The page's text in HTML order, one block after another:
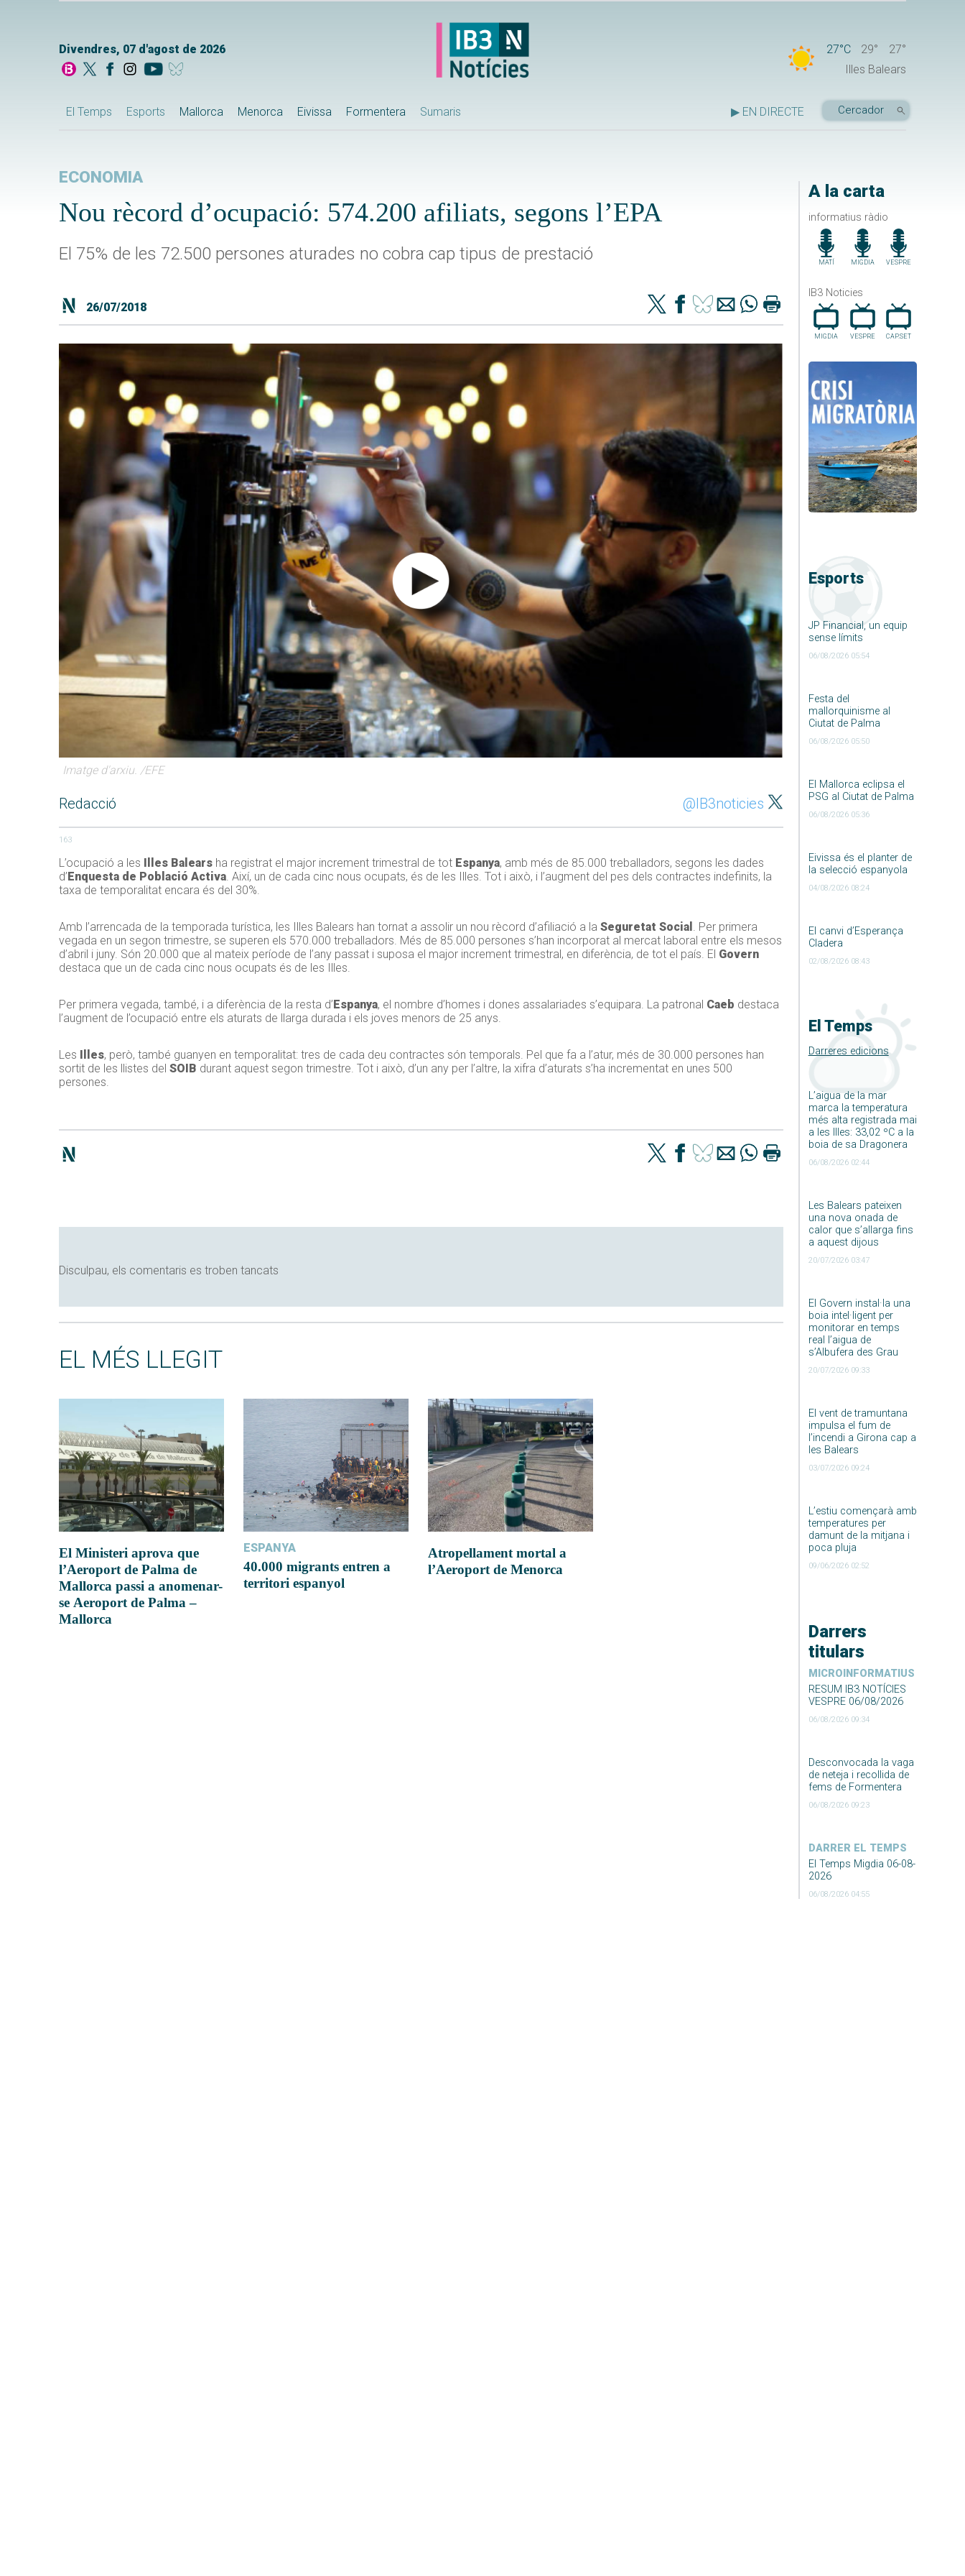
Divendres, 07 d'agost de 2026 27°C 29°
27°
Illes Balears
El Temps Esports Mallorca Menorca Eivissa Formentera Sumaris ▶ EN DIRECTE
A la carta
informatius ràdio
MATÍ MIGDIA VESPRE
IB3 Noticies
MIGDIA VESPRE CAP.SET
Esports
JP Financial, un equip
sense límits
06/08/2026 05:54
Festa del
mallorquinisme al
Ciutat de Palma
06/08/2026 05:50
El Mallorca eclipsa el
PSG al Ciutat de Palma
06/08/2026 05:36
Eivissa és el planter de
la selecció espanyola
04/08/2026 08:24
El canvi d’Esperança
Cladera
02/08/2026 08:43
El Temps
Darreres edicions
L’aigua de la mar
marca la temperatura
més alta registrada mai
a les Illes: 33,02 ºC a la
boia de sa Dragonera
06/08/2026 02:44
Les Balears pateixen
una nova onada de
calor que s’allarga fins
a aquest dijous
20/07/2026 03:47
El Govern instal·la una
boia intel·ligent per
monitorar en temps
real l’aigua de
s’Albufera des Grau
20/07/2026 09:33
El vent de tramuntana
impulsa el fum de
l’incendi a Girona cap a
les Balears
03/07/2026 09:24
L’estiu començarà amb
temperatures per
damunt de la mitjana i
poca pluja
09/06/2026 02:52
Darrers
titulars
MICROINFORMATIUS
RESUM IB3 NOTÍCIES
VESPRE 06/08/2026
06/08/2026 09:34
Desconvocada la vaga
de neteja i recollida de
fems de Formentera
06/08/2026 09:23
DARRER EL TEMPS
El Temps Migdia 06-08-
2026
06/08/2026 04:55
ECONOMIA
Nou rècord d’ocupació: 574.200 afiliats, segons l’EPA
El 75% de les 72.500 persones aturades no cobra cap tipus de prestació
26/07/2018
Imatge d'arxiu. /EFE
Redacció @IB3noticies
163
L’ocupació a les Illes Balears ha registrat el major increment trimestral de tot Espanya, amb més de 85.000 treballadors, segons les dades
d’Enquesta de Població Activa . Així, un de cada cinc nous ocupats, és de les Illes. Tot i això, i l’augment del pes dels contractes indefinits, la
taxa de temporalitat encara és del 30%.
Amb l’arrencada de la temporada turística, les Illes Balears han tornat a assolir un nou rècord d’afiliació a la Seguretat Social
. Per primera
vegada en un segon trimestre, se superen els 570.000 treballadors. Més de 85.000 persones s’han incorporat al mercat laboral entre els mesos
d’abril i juny. Són 20.000 que al mateix període de l’any passat i suposa el major increment trimestral, en diferència, de tot el país. El Govern
destaca que un de cada cinc nous ocupats és de les Illes.
Per primera vegada, també, i a diferència de la resta d’Espanya, el nombre d’homes i dones assalariades s’equipara. La patronal Caeb destaca
l’augment de l’ocupació entre els aturats de llarga durada i els joves menors de 25 anys.
Les Illes, però, també guanyen en temporalitat: tres de cada deu contractes són temporals. Pel que fa a l’atur, més de 30.000 persones han
sortit de les llistes del SOIB durant aquest segon trimestre. Tot i això, d’un any per l’altre, la xifra d’aturats s’ha incrementat en unes 500
persones.
Disculpau, els comentaris es troben tancats
EL MÉS LLEGIT
El Ministeri aprova que
l’Aeroport de Palma de
Mallorca passi a anomenar-
se Aeroport de Palma –
Mallorca
ESPANYA
40.000 migrants entren a
territori espanyol
Atropellament mortal a
l’Aeroport de Menorca